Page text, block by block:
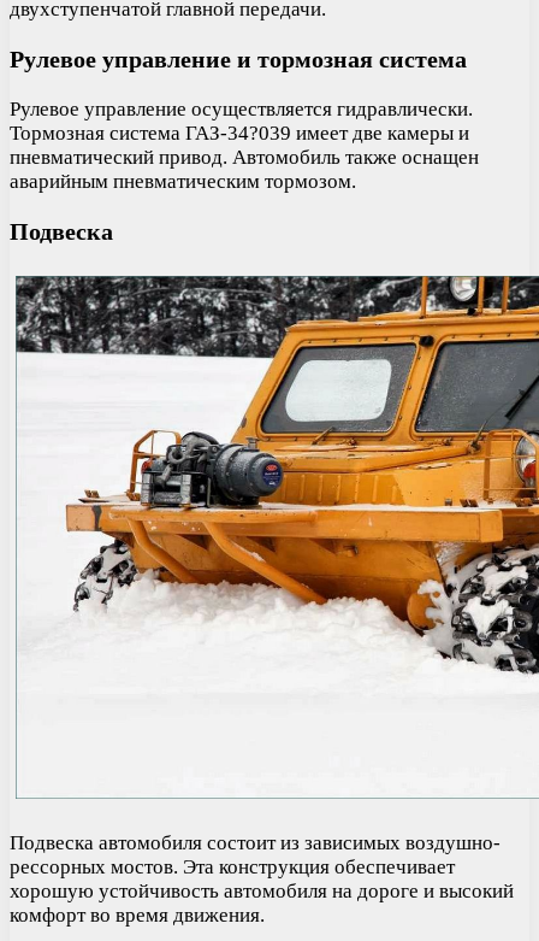
двухступенчатой главной передачи.
Рулевое управление и тормозная система
Рулевое управление осуществляется гидравлически.
Тормозная система ГАЗ-34?039 имеет две камеры и
пневматический привод. Автомобиль также оснащен
аварийным пневматическим тормозом.
Подвеска
Подвеска автомобиля состоит из зависимых воздушно-
рессорных мостов. Эта конструкция обеспечивает
хорошую устойчивость автомобиля на дороге и высокий
комфорт во время движения.